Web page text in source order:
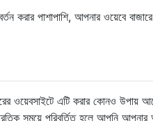
করার পাশাপাশি, আপনার ওয়েবে
ওয়েবসাইটে এটি করার কোনও
সময়ে পরিবর্তিত হলে আপনি আপনার